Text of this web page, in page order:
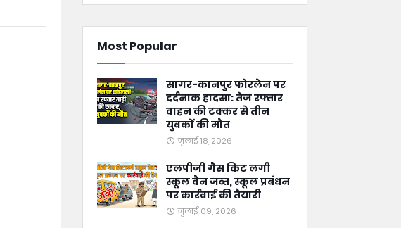
Most Popular
सागर-कानपुर फोरलेन पर
दर्दनाक हादसा: तेज रफ्तार
वाहन की टक्कर से तीन
युवकों की मौत
जुलाई 18, 2026
एलपीजी गैस किट लगी
स्कूल वैन जब्त, स्कूल प्रबंधन
पर कार्रवाई की तैयारी
जुलाई 09, 2026